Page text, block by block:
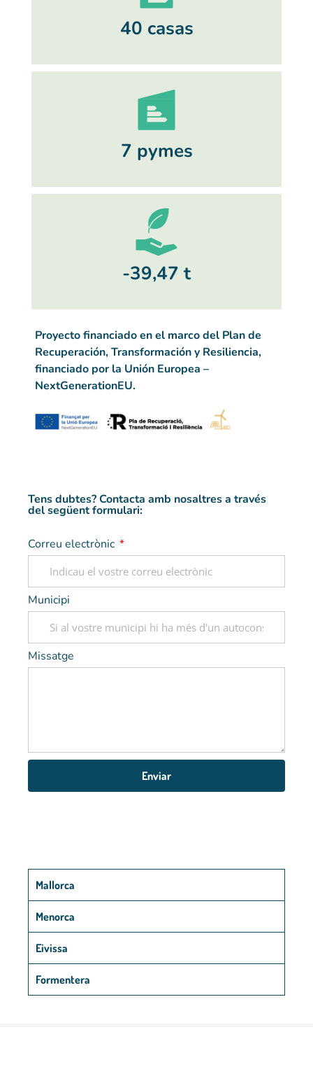
40 casas
7 pymes
-39,47 t
Proyecto financiado en el marco del Plan de
Recuperación, Transformación y Resiliencia,
financiado por la Unión Europea –
NextGenerationEU.
Tens dubtes? Contacta amb nosaltres a través
del següent formulari:
Correu electrònic
Municipi
Missatge
Enviar
Mallorca
Menorca
Eivissa
Formentera